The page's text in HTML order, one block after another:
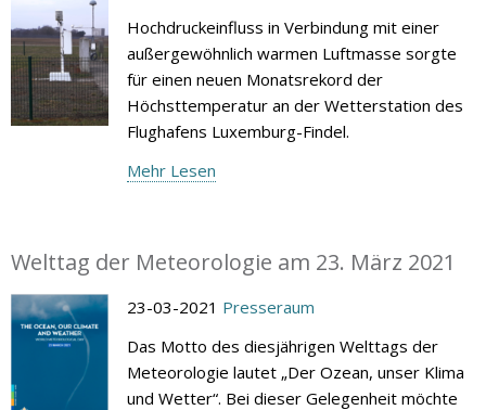
Hochdruckeinfluss in Verbindung mit einer
außergewöhnlich warmen Luftmasse sorgte
für einen neuen Monatsrekord der
Höchsttemperatur an der Wetterstation des
Flughafens Luxemburg-Findel.
Mehr Lesen
Welttag der Meteorologie am 23. März 2021
23-03-2021 Presseraum
Das Motto des diesjährigen Welttags der
Meteorologie lautet „Der Ozean, unser Klima
und Wetter“. Bei dieser Gelegenheit möchte